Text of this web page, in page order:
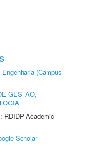
(Câmpus
GESTÃO,
RDIDP Academic
Scholar